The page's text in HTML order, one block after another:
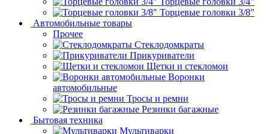
Торцевые головки 3/8"
Автомобильные товары
Прочее
Стеклодомкраты
Прикуриватели
Щетки и стекломои
Воронки
автомобильные
Тросы и ремни
Резинки багажные
Бытовая техника
Мультиварки